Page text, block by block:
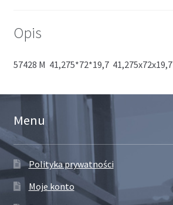
Opis
57428 M 41,275*72*19,7 41,275x72x19,7
Menu
Polityka prywatności
Moje konto